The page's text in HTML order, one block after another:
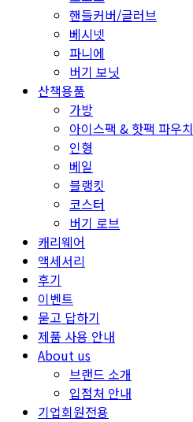
핸들커버/글러브
베시넷
파니에
버기 보닛
산책용품
가방
아이스팩 & 핫팩 파우치
인형
베일
블랭킷
코스터
버기 로브
캐리웨어
액세서리
후기
이벤트
묻고 답하기
제품 사용 안내
About us
브랜드 소개
입점처 안내
기업회원전용